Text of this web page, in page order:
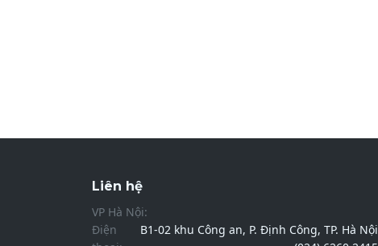
Liên hệ
VP Hà Nội:
B1-02 khu Công an, P. Định Công, TP. Hà Nội
Điện